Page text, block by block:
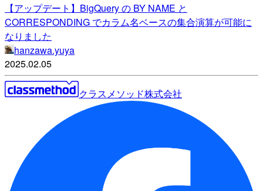
【アップデート】BigQuery の BY NAME と
CORRESPONDING でカラム名ベースの集合演算が可能に
なりました
hanzawa.yuya
2025.02.05
クラスメソッド株式会社